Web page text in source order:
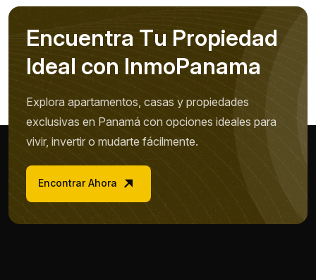
Encuentra Tu Propiedad
Ideal con InmoPanama
Explora apartamentos, casas y propiedades
exclusivas en Panamá con opciones ideales para
vivir, invertir o mudarte fácilmente.
Encontrar Ahora